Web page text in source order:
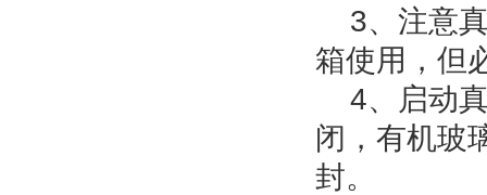
3、注意真
箱使用，但
4、启动真
闭，有机玻
封。